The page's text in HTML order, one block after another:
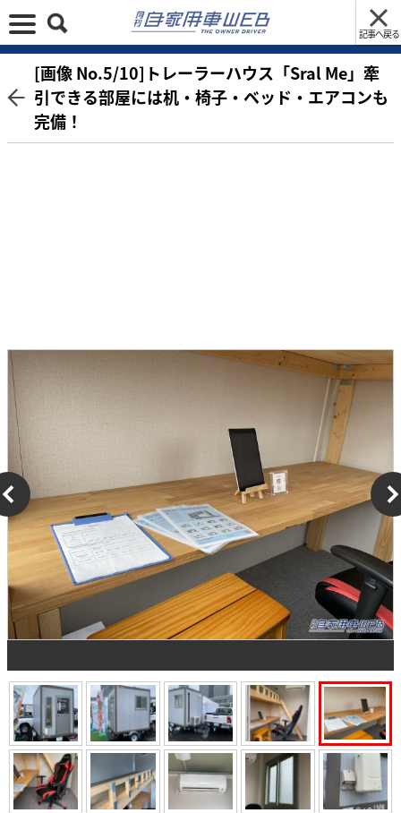
記事へ戻る
[画像 No.5/10]トレーラーハウス「Sral Me」牽
引できる部屋には机・椅子・ベッド・エアコンも
完備！